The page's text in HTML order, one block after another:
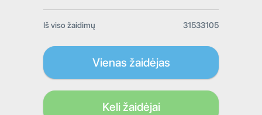
Iš viso žaidimų 31533105
Vienas žaidėjas
Keli žaidėjai